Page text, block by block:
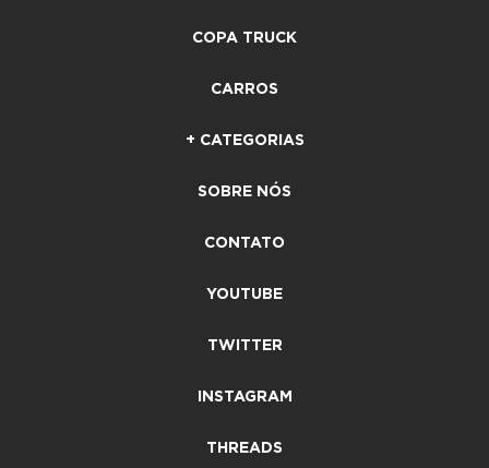
COPA TRUCK
CARROS
+ CATEGORIAS
SOBRE NÓS
CONTATO
YOUTUBE
TWITTER
INSTAGRAM
THREADS